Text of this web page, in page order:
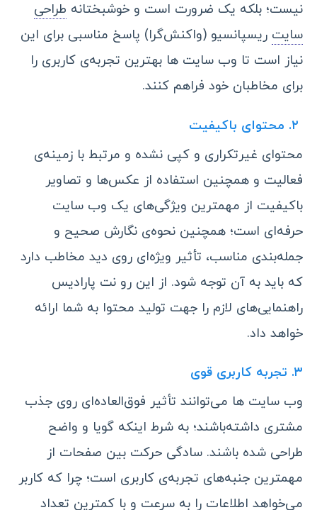
نیست؛ بلکه یک ضرورت است و خوشبختانه طراحی
سایت ریسپانسیو (واکنش‌گرا) پاسخ مناسبی برای این
نیاز است تا وب‌ سایت ها بهترین تجربه‌ی کاربری را
برای مخاطبان خود فراهم کنند.
محتوای غیرتکراری و کپی نشده و مرتبط با زمینه‌ی
فعالیت و همچنین استفاده از عکس‌ها و تصاویر
باکیفیت از مهمترین ویژگی‌های یک وب‌ سایت
حرفه‌ای است؛ همچنین نحوه‌ی نگارش صحیح و
جمله‌بندی مناسب، تأثیر ویژه‌ای روی دید مخاطب دارد
که باید به آن توجه شود. از این رو نت پارادیس
راهنمایی‌های لازم را جهت تولید محتوا به شما ارائه
خواهد داد.
۳. تجربه کاربری قوی
وب‌ سایت ها می‌توانند تأثیر فوق‌العاده‌ای روی جذب
مشتری داشته‌باشند؛ به شرط اینکه گویا و واضح
طراحی شده باشند. سادگی حرکت بین صفحات از
مهمترین جنبه‌های تجربه‌ی کاربری است؛ چرا که کاربر
می‌خواهد اطلاعات را به سرعت و با کمترین تعداد